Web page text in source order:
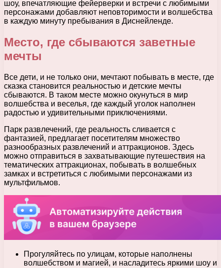
шоу, впечатляющие фейерверки и встречи с любимыми
персонажами добавляют неповторимости и волшебства
в каждую минуту пребывания в Диснейленде.
Место, где сбываются заветные
мечты
Все дети, и не только они, мечтают побывать в месте, где
сказка становится реальностью и детские мечты
сбываются. В таком месте можно окунуться в мир
волшебства и веселья, где каждый уголок наполнен
радостью и удивительными приключениями.
Парк развлечений, где реальность сливается с
фантазией, предлагает посетителям множество
разнообразных развлечений и аттракционов. Здесь
можно отправиться в захватывающие путешествия на
тематических аттракционах, побывать в волшебных
замках и встретиться с любимыми персонажами из
мультфильмов.
Прогуляйтесь по улицам, которые наполнены
волшебством и магией, и насладитесь яркими шоу и